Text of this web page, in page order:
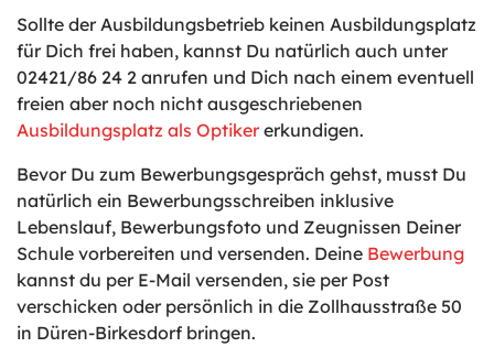
Sollte der Ausbildungsbetrieb keinen Ausbildungsplatz
für Dich frei haben, kannst Du natürlich auch unter
02421/86 24 2 anrufen und Dich nach einem eventuell
freien aber noch nicht ausgeschriebenen
Ausbildungsplatz als Optiker erkundigen.
Bevor Du zum Bewerbungsgespräch gehst, musst Du
natürlich ein Bewerbungsschreiben inklusive
Lebenslauf, Bewerbungsfoto und Zeugnissen Deiner
Schule vorbereiten und versenden. Deine Bewerbung
kannst du per E-Mail versenden, sie per Post
verschicken oder persönlich in die Zollhausstraße 50
in Düren-Birkesdorf bringen.